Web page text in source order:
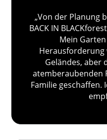
„Von der Planung
BACK IN
Mein
Herausforderung
Geländes, aber
atemberaubenden
Familie geschaffen.